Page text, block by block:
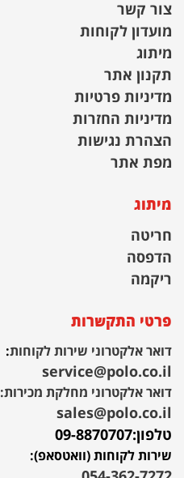
צור קשר
מועדון לקוחות
מיתוג
תקנון אתר
מדיניות פרטיות
מדיניות החזרות
הצהרת נגישות
מפת אתר
מיתוג
חריטה
הדפסה
ריקמה
פרטי התקשרות
דואר אלקטרוני שירות לקוחות:
service@polo.co.il
דואר אלקטרוני מחלקת מכירות:
sales@polo.co.il
טלפון:09-8870707
שירות לקוחות (וואטסאפ):